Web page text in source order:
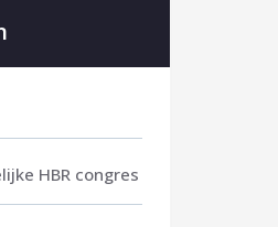
HBR congres